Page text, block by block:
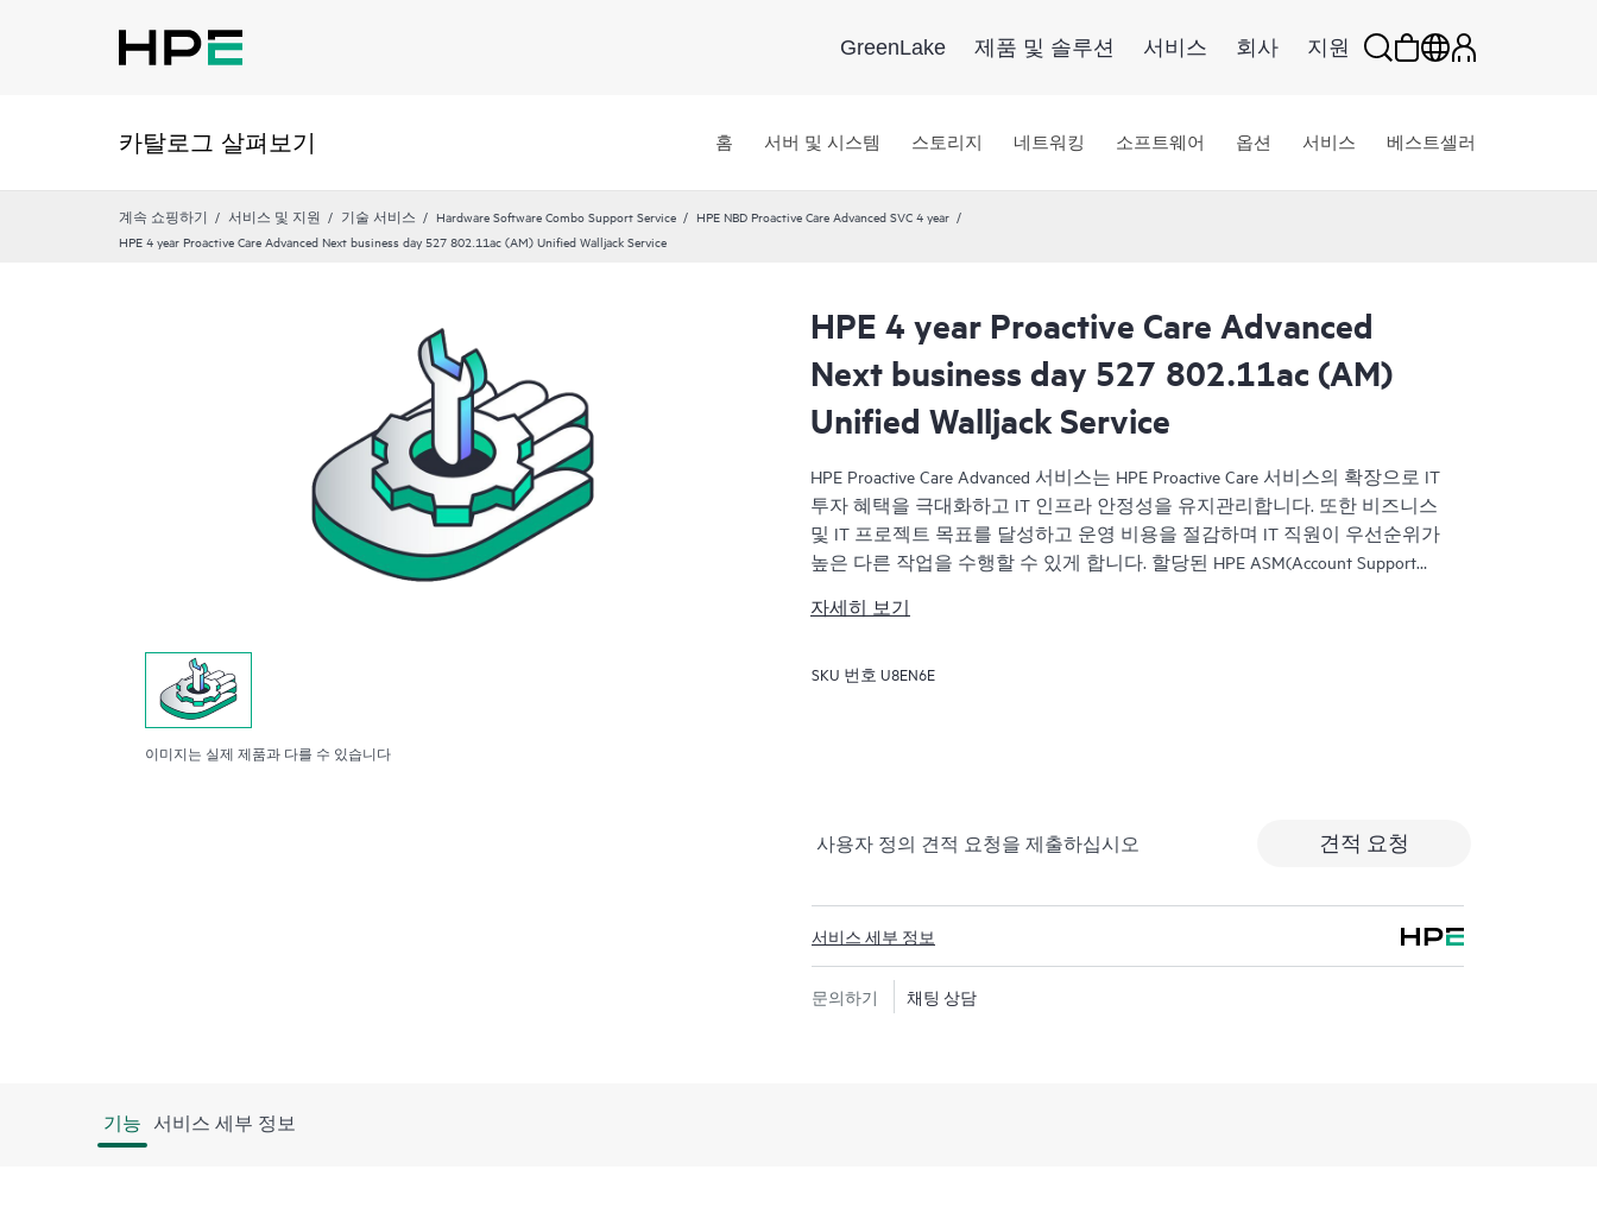
GreenLake 제품 및 솔루션 서비스 회사 지원
카탈로그 살펴보기 홈 서버 및 시스템 스토리지 네트워킹 소프트웨어 옵션 서비스 베스트셀러
계속 쇼핑하기 서비스 및 지원 기술 서비스 Hardware Software Combo Support Service
HPE NBD Proactive Care Advanced SVC 4 year
HPE 4 year Proactive Care Advanced Next business day 527 802.11ac (AM) Unified Walljack Service
이미지는 실제 제품과 다를 수 있습니다
HPE 4 year Proactive Care Advanced
Next business day 527 802.11ac (AM)
Unified Walljack Service
HPE Proactive Care Advanced 서비스는 HPE Proactive Care 서비스의 확장으로 IT
투자 혜택을 극대화하고 IT 인프라 안정성을 유지관리합니다. 또한 비즈니스
및 IT 프로젝트 목표를 달성하고 운영 비용을 절감하며 IT 직원이 우선순위가
높은 다른 작업을 수행할 수 있게 합니다. 할당된 HPE ASM(Account Support
맞춤식으로 기술 및 운영에 관한 조언을 제공합니다. HPE Proactive Care
여 IT 인프라에 문제가 발생하지 않도록 도움을 주는 권장 사항이 포함된 사전
으로 대응해야 합니다. Hewlett Packard Enterprise TSS(Technical Solution Specialist)
경우 사례를 주도하고 정기적으로 상태 및 진행 상황을 업데이트하도록
CEM(Critical Event Manager)이 지정됩니다.
HPE Proactive Care Advanced에서는 Remote Support Technology를 사용하여 장치
를 모니터링하고 데이터를 수집하여 더 빠르게 지원과 서비스를 제공할 수 있
자세히 보기
SKU 번호 U8EN6E
사용자 정의 견적 요청을 제출하십시오 견적 요청
서비스 세부 정보
문의하기 채팅 상담
기능 서비스 세부 정보